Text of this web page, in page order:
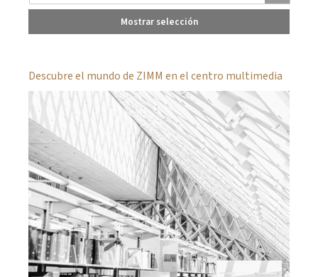
Mostrar selección
Descubre el mundo de ZIMM en el centro multimedia